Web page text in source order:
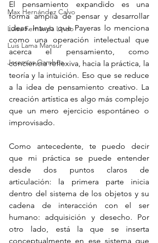
Max Hernández Calvo
Luisa Fernanda Lindo
Luis Lama Mansur
Jeremías Gamboa
El pensamiento expandido es una
forma amplia de pensar y desarrollar
ideas. Intuyo que Payeras lo menciona
como una operación intelectual que
acerca el pensamiento, como
conciencia reflexiva, hacia la práctica, la
teoría y la intuición. Eso que se reduce
a la idea de pensamiento creativo. La
creación artística es algo más complejo
que un mero ejercicio espontáneo o
improvisado.
Como antecedente, te puedo decir
que mi práctica se puede entender
desde dos puntos claros de
articulación: la primera parte inicia
dentro del sistema de los objetos y su
cadena de interacción con el ser
humano: adquisición y desecho. Por
otro lado, está la que se inserta
conceptualmente en ese sistema que